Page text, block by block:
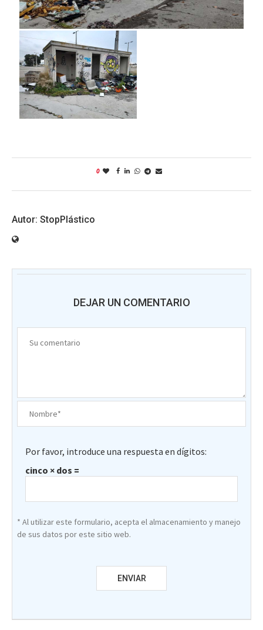
0
StopPlástico
DEJAR UN COMENTARIO
Por favor, introduce una respuesta en dígitos:
cinco × dos =
* Al utilizar este formulario, acepta el almacenamiento y manejo
de sus datos por este sitio web.